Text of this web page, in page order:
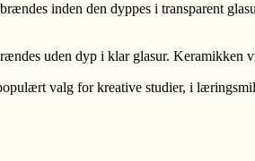
inden den dyppes i transparent
uden dyp i klar glasur. Keramikken
valg for kreative studier, i